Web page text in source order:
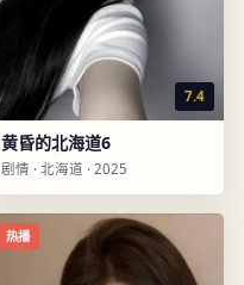
7.4
黄昏的北海道6
剧情 · 北海道 · 2025
热播